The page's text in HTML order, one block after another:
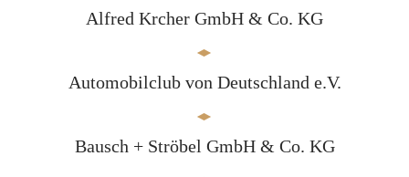
Alfred Krcher GmbH & Co. KG
Automobilclub von Deutschland e.V.
Bausch + Ströbel GmbH & Co. KG